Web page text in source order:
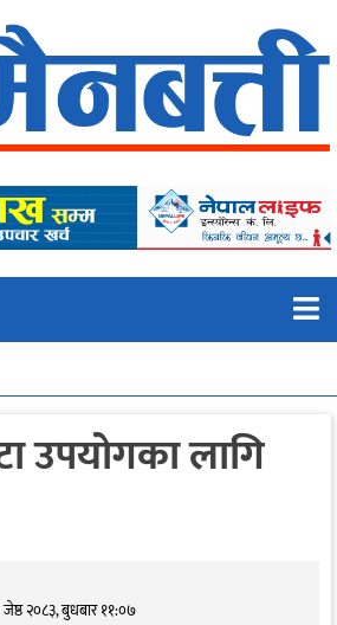
उपयोगका लागि
२०८३, बुधबार ११:०७